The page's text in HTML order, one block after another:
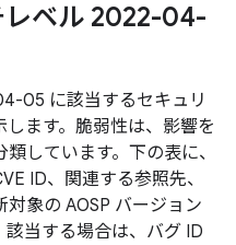
レベル 2022-04-
05 に該当するセキュリ
ます。脆弱性は、影響を
しています。下の表に、
ID、関連する参照先、
対象の AOSP バージョン
該当する場合は、バグ ID